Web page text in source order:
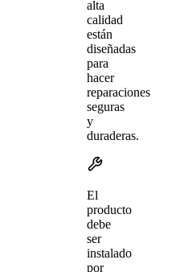
alta
calidad
están
diseñadas
para
hacer
reparaciones
seguras
y
duraderas.
El
producto
debe
ser
instalado
por